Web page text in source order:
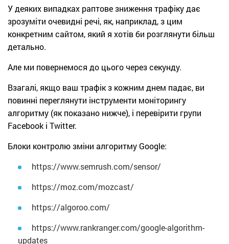
У деяких випадках раптове зниження трафіку дає
зрозуміти очевидні речі, як, наприклад, з цим
конкретним сайтом, який я хотів би розглянути більш
детально.
Але ми повернемося до цього через секунду.
Взагалі, якщо ваш трафік з кожним днем ​​падає, ви
повинні переглянути інструменти моніторингу
алгоритму (як показано нижче), і перевірити групи
Facebook і Twitter.
Блоки контролю зміни алгоритму Google:
https://www.semrush.com/sensor/
https://moz.com/mozcast/
https://algoroo.com/
https://www.rankranger.com/google-algorithm-
updates